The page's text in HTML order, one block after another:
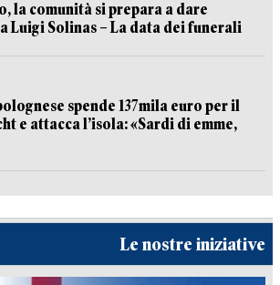
la comunità si prepara a dare
Luigi Solinas – La data dei funerali
spende 137mila euro per il
e attacca l’isola: «Sardi di emme,
Le nostre iniziative